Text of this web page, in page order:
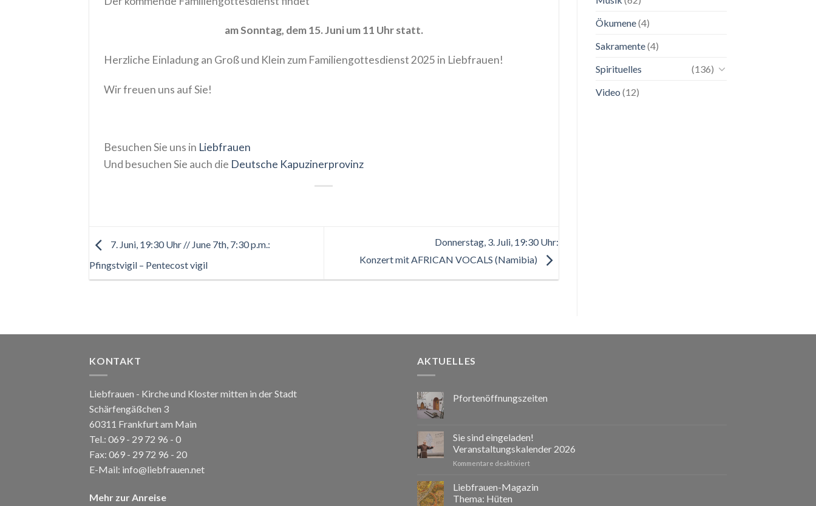
am Sonntag, dem 15. Juni um 11 Uhr statt.
Herzliche Einladung an Groß und Klein zum Familiengottesdienst 2025 in Liebfrauen!
Wir freuen uns auf Sie!
Besuchen Sie uns in Liebfrauen
Und besuchen Sie auch die Deutsche Kapuzinerprovinz
7. Juni, 19:30 Uhr // June 7th, 7:30 p.m.:
Pfingstvigil – Pentecost vigil
Donnerstag, 3. Juli, 19:30 Uhr:
Konzert mit AFRICAN VOCALS (Namibia)
Ökumene(4)
Sakramente(4)
Spirituelles
(136)
Video (12)
KONTAKT
Liebfrauen - Kirche und Kloster mitten in der Stadt
Schärfengäßchen 3
60311 Frankfurt am Main
Tel.: 069 - 29 72 96 - 0
Fax: 069 - 29 72 96 - 20
E-Mail: info@liebfrauen.net
Mehr zur Anreise
AKTUELLES
Pfortenöffnungszeiten
Sie sind eingeladen!
Veranstaltungskalender 2026
Kommentare deaktiviertfür
sind
Liebfrauen-Magazin
Thema: Hüten